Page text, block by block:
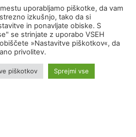
uporabljamo piškotke, da vam
izkušnjo, tako da si
in ponavljate obiske. S
se strinjate z uporabo VSEH
»Nastavitve piškotkov«, da
privolitev.
piškotkov Sprejmi vse